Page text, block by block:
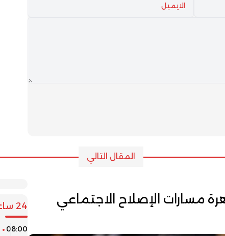
المقال التالي
مسارات الإصلاح الاجتماعي
24 ساعة
08:00